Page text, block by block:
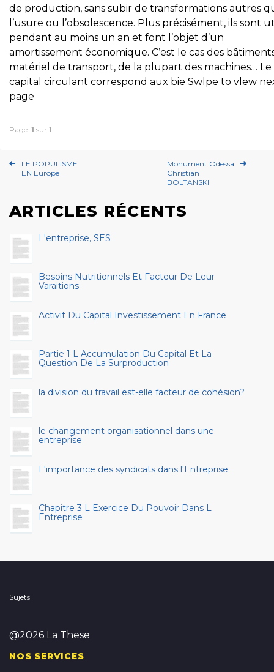
de production, sans subir de transformations autres
l’usure ou l’obsolescence. Plus précisément, ils sont
pendant au moins un an et font l’objet d’un
amortissement économique. C’est le cas des
matériel de transport, de la plupart des machines… Le
capital circulant correspond aux bie Swlpe to vlew
page
Page: 1 sur 1
LE POPULISME
EN Europe
Monument Odessa
Christian
BOLTANSKI
ARTICLES RÉCENTS
L'entreprise, SES
Besoins Nutritionnels Et Facteur De Leur
Varaitions
Activit Du Capital Investissement En France
Partie 1 L Accumulation Du Capital Et La
Question De La Surproduction
la division du travail est-elle facteur de cohésion?
le changement organisationnel dans une
entreprise
L'importance des syndicats dans l'Entreprise
Chapitre 3 L Exercice Du Pouvoir Dans L
Entreprise
Sujets
@2026 La These
NOS SERVICES